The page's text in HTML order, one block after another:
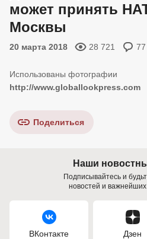
может принять
Москвы
20 марта 2018 28 721 77
http://www.globallookpress.com
Поделиться
Наши
Подписывайтесь и
новостей и
ВКонтакте Дзен